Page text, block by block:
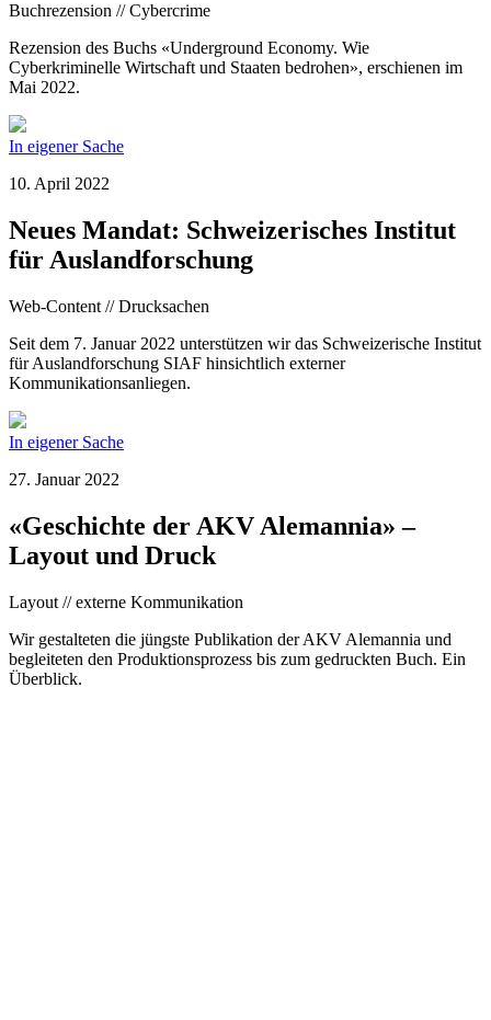
Buchrezension // Cybercrime
Rezension des Buchs «Underground Economy. Wie
Cyberkriminelle Wirtschaft und Staaten bedrohen», erschienen im
Mai 2022.
In eigener Sache
10. April 2022
Neues Mandat: Schweizerisches Institut
für Auslandforschung
Web-Content // Drucksachen
Seit dem 7. Januar 2022 unterstützen wir das Schweizerische Institut
für Auslandforschung SIAF hinsichtlich externer
Kommunikationsanliegen.
In eigener Sache
27. Januar 2022
«Geschichte der AKV Alemannia» –
Layout und Druck
Layout // externe Kommunikation
Wir gestalteten die jüngste Publikation der AKV Alemannia und
begleiteten den Produktionsprozess bis zum gedruckten Buch. Ein
Überblick.